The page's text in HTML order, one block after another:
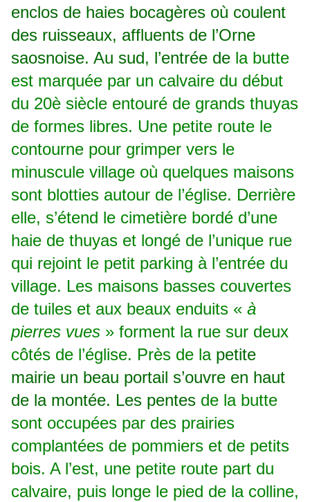
enclos de haies bocagères où coulent
des ruisseaux, affluents de l’Orne
saosnoise. Au sud, l’entrée de la butte
est marquée par un calvaire du début
du 20è siècle entouré de grands thuyas
de formes libres. Une petite route le
contourne pour grimper vers le
minuscule village où quelques maisons
sont blotties autour de l’église. Derrière
elle, s’étend le cimetière bordé d’une
haie de thuyas et longé de l’unique rue
qui rejoint le petit parking à l’entrée du
village. Les maisons basses couvertes
de tuiles et aux beaux enduits « à
pierres vues » forment la rue sur deux
côtés de l’église. Près de la petite
mairie un beau portail s’ouvre en haut
de la montée. Les pentes de la butte
sont occupées par des prairies
complantées de pommiers et de petits
bois. A l’est, une petite route part du
calvaire, puis longe le pied de la colline,